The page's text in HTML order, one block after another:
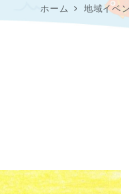
ホーム 地域イベ